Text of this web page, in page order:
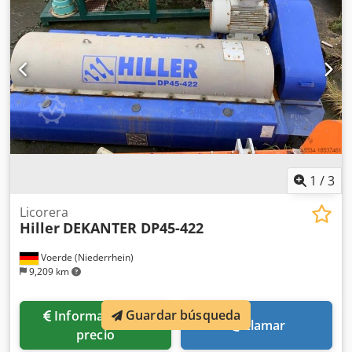
1 /3
Voerde (Niederrhein)
9,209 km
Licorera
Hiller DEKANTER DP45-422
Información de
precio
Llamar
Guardar búsqueda